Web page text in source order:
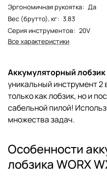
Эргономичная рукоятка: Да
Вес (брутто), кг: 3.83
Серия инструментов: 20V
Все характеристики
Аккумуляторный лобзик
уникальный инструмент 2
только как лобзик, но и
сабельной пилой!
множества задач.
Особенности
лобзика WORX